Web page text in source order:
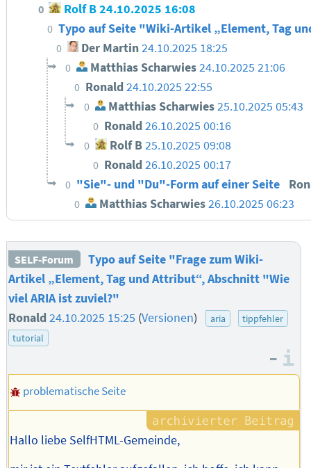
0 Rolf B24.10.2025 16:08
0 Typo auf Seite "Wiki-Artikel „Element, Tag
0 Der Martin24.10.2025 18:25
0 Matthias Scharwies24.10.2025 21:06
0 Ronald24.10.2025 22:55
0 Matthias Scharwies25.10.2025 05:43
0 Ronald 26.10.2025 00:16
0 Rolf B25.10.2025 09:08
0 Ronald 26.10.2025 00:17
0 "Sie"- und "Du"-Form auf einer Seite
0 Matthias Scharwies26.10.2025 06:23
SELF-Forum
Typo auf Seite "Frage zum Wiki-
Artikel „Element, Tag und Attribut“, Abschnitt "Wie
viel ARIA ist zuviel?"
Ronald 24.10.2025 15:25 (Versionen) aria
tippfehler
tutorial
–
problematische Seite
Hallo liebe SelfHTML-Gemeinde,